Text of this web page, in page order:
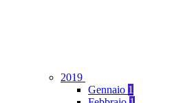
2019
Gennaio 1